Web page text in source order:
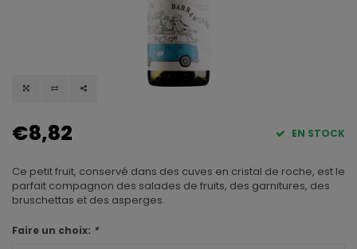
€8,82 EN STOCK
Ce petit fruit, conservé dans des cuves en cristal de roche, est le
parfait compagnon des salades de fruits, des garnitures, des
bruschettas et des asperges.
Faire un choix: *